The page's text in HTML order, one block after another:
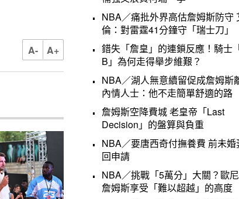
A- A+
NBA／痛批外界高估詹姆斯防守
倫：對雷霆41分鐘守「瑞士刀」
錯失「詹皇」的連鎖反應！騎士
B」為何走得舉步維艱？
NBA／湖人無意續留促成詹姆斯
內情人士：他不走簡單舒適的路
詹姆斯空降費城 老皇帝「Last
Decision」的盤算與負重
NBA／要唐西奇付撫養費 前未婚
回申請
NBA／挑戰「5萬分」大關？歐
詹姆斯享受「難以超越」的高度